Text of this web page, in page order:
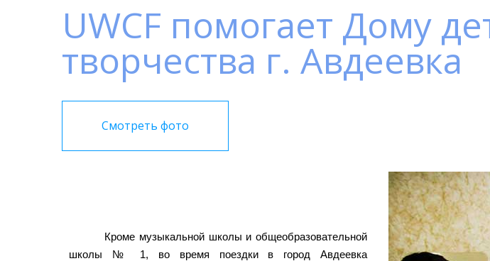
UWCF помогает Дому
творчества г. Авдеевка
Смотреть фото
Кроме музыкальной школы и общеобразовательной
школы № 1, во время поездки в город Авдеевка